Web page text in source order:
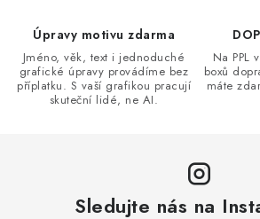
u
Úpravy motivu zdarma
Jméno, věk, text i jednoduché
grafické úpravy provádíme bez
příplatku. S vaší grafikou pracují
skuteční lidé, ne AI.
Na PPL
boxů
máte
Sledujte nás na